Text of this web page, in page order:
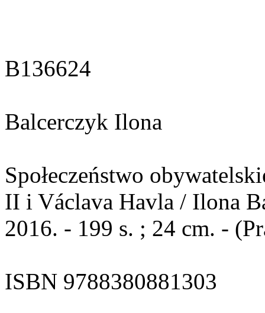
B136624
Balcerczyk Ilona
Społeczeństwo
II i Václava Havla / Ilona
2016. - 199 s. ; 24 cm. -
ISBN 9788380881303